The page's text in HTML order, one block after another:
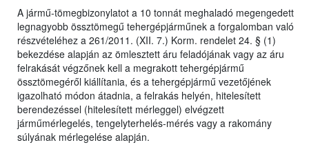
A jármű-tömegbizonylatot a 10 tonnát meghaladó megengedett
legnagyobb össztömegű tehergépjárműnek a forgalomban való
részvételéhez a 261/2011. (XII. 7.) Korm. rendelet 24. § (1)
bekezdése alapján az ömlesztett áru feladójának vagy az áru
felrakását végzőnek kell a megrakott tehergépjármű
össztömegéről kiállítania, és a tehergépjármű vezetőjének
igazolható módon átadnia, a felrakás helyén, hitelesített
berendezéssel (hitelesített mérleggel) elvégzett
járműmérlegelés, tengelyterhelés-mérés vagy a rakomány
súlyának mérlegelése alapján.